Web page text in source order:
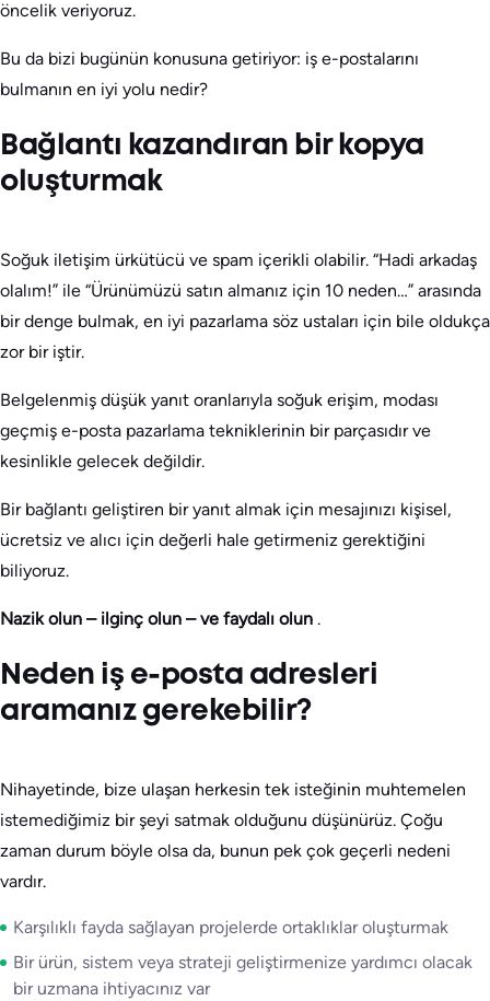
öncelik veriyoruz.
Bu da bizi bugünün konusuna getiriyor: iş e-postalarını
bulmanın en iyi yolu nedir?
Bağlantı kazandıran bir kopya
oluşturmak
Soğuk iletişim ürkütücü ve spam içerikli olabilir. “Hadi arkadaş
olalım!” ile “Ürünümüzü satın almanız için 10 neden…” arasında
bir denge bulmak, en iyi pazarlama söz ustaları için bile oldukça
zor bir iştir.
Belgelenmiş düşük yanıt oranlarıyla soğuk erişim, modası
geçmiş e-posta pazarlama tekniklerinin bir parçasıdır ve
kesinlikle gelecek değildir.
Bir bağlantı geliştiren bir yanıt almak için mesajınızı kişisel,
ücretsiz ve alıcı için değerli hale getirmeniz gerektiğini
biliyoruz.
Nazik olun – ilginç olun – ve faydalı olun .
Neden iş e-posta adresleri
aramanız gerekebilir?
Nihayetinde, bize ulaşan herkesin tek isteğinin muhtemelen
istemediğimiz bir şeyi satmak olduğunu düşünürüz. Çoğu
zaman durum böyle olsa da, bunun pek çok geçerli nedeni
vardır.
Karşılıklı fayda sağlayan projelerde ortaklıklar oluşturmak
Bir ürün, sistem veya strateji geliştirmenize yardımcı olacak
bir uzmana ihtiyacınız var